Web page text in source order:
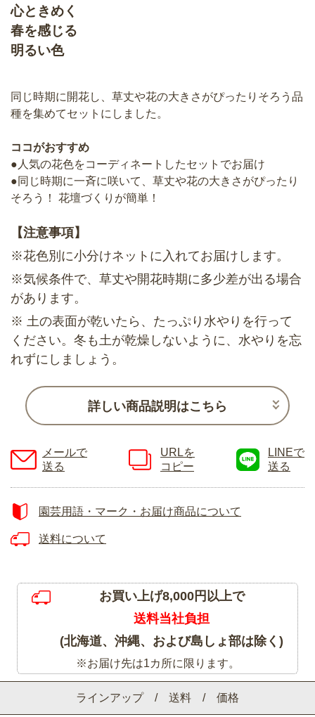
心ときめく
春を感じる
明るい色
ラインアップ / 送料 / 価格
同じ時期に開花し、草丈や花の大きさがぴったりそろう品
種を集めてセットにしました。
ココがおすすめ
●人気の花色をコーディネートしたセットでお届け
●同じ時期に一斉に咲いて、草丈や花の大きさがぴったり
そろう！ 花壇づくりが簡単！
【注意事項】
※花色別に小分けネットに入れてお届けします。
※気候条件で、草丈や開花時期に多少差が出る場合
があります。
※ 土の表面が乾いたら、たっぷり水やりを行って
ください。冬も土が乾燥しないように、水やりを忘
れずにしましょう。
詳しい商品説明はこちら
メールで
送る
URLを
コピー
LINEで
送る
園芸用語・マーク・お届け商品について
送料について
お買い上げ8,000円以上で
送料当社負担
(北海道、沖縄、および島しょ部は除く)
※お届け先は1カ所に限ります。